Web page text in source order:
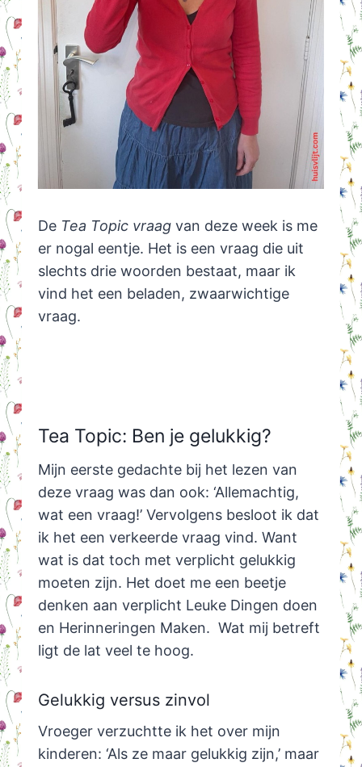
De Tea Topic vraagvan deze week is me
er nogal eentje. Het is een vraag die uit
slechts drie woorden bestaat, maar ik
vind het een beladen, zwaarwichtige
vraag.
Tea Topic: Ben je gelukkig?
Mijn eerste gedachte bij het lezen van
deze vraag was dan ook: ‘Allemachtig,
wat een vraag!’ Vervolgens besloot ik dat
ik het een verkeerde vraag vind. Want
wat is dat toch met verplicht gelukkig
moeten zijn. Het doet me een beetje
denken aan verplicht Leuke Dingen doen
en Herinneringen Maken. Wat mij betreft
ligt de lat veel te hoog.
Gelukkig versus zinvol
Vroeger verzuchtte ik het over mijn
kinderen: ‘Als ze maar gelukkig zijn,’ maar